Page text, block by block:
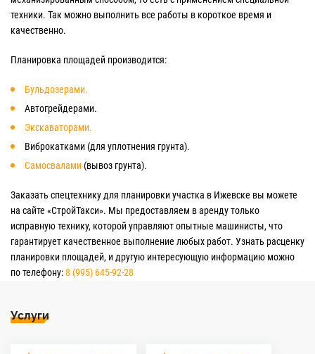
техники. Так можно выполнить все работы в короткое время и
качественно.
Планировка площадей производится:
Бульдозерами.
Автогрейдерами.
Экскаваторами.
Виброкатками (для уплотнения грунта).
Самосвалами(вывоз грунта).
Заказать спецтехнику для планировки участка в Ижевске вы можете
на сайте «СтройТакси». Мы предоставляем в аренду только
исправную технику, которой управляют опытные машинисты, что
гарантирует качественное выполнение любых работ. Узнать расценку
планировки площадей, и другую интересующую информацию можно
по телефону:8 (995) 645-92-28
Услуги